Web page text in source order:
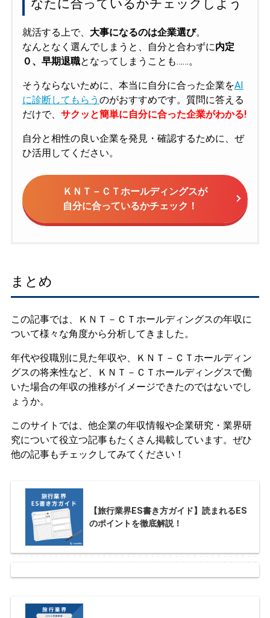
なたに合っているかチェックしよう
就活する上で、 大事になるのは企業選び。
なんとなく選んでしまうと、自分と合わずに内定
０、早期退職となってしまうことも……。
そうならないために、本当に自分に合った企業をAI
に診断してもらう のがおすすめです。質問に答える
だけで、 サクッと簡単に自分に合った企業がわかる!
自分と相性の良い企業を発見・確認するために、ぜ
ひ活用してください。
ＫＮＴ－ＣＴホールディングスが
自分に合っているかチェック！
まとめ
この記事では、ＫＮＴ－ＣＴホールディングスの年収に
ついて様々な角度から分析してきました。
年代や役職別に見た年収や、ＫＮＴ－ＣＴホールディン
グスの将来性など、ＫＮＴ－ＣＴホールディングスで働
いた場合の年収の推移がイメージできたのではないでし
ょうか。
このサイトでは、他企業の年収情報や企業研究・業界研
究について役立つ記事もたくさん掲載しています。ぜひ
他の記事もチェックしてみてください！
【旅行業界ES書き方ガイド】読まれるES
のポイントを徹底解説！